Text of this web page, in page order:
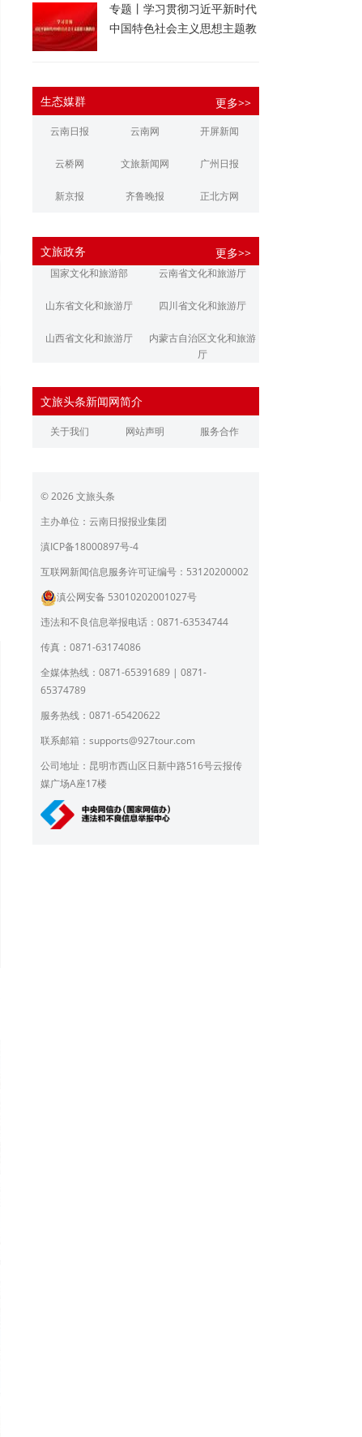
专题丨学习贯彻习近平新时代
中国特色社会主义思想主题教
生态媒群 更多>>
云南日报 云南网 开屏新闻
云桥网 文旅新闻网 广州日报
新京报 齐鲁晚报 正北方网
江南都市报 潇湘晨报
文旅政务 更多>>
国家文化和旅游部 云南省文化和旅游厅
山东省文化和旅游厅 四川省文化和旅游厅
山西省文化和旅游厅
内蒙古自治区文化和旅游
厅
浙江省文化和旅游厅
江西省文化和旅游厅 河南省文化和旅游厅
广东省文化和旅游厅
育厅
陕西省文化和旅游厅 甘肃省文化和旅游厅
青海省文化和旅游厅
宁夏回族自治区文化和旅
北京市文旅局
上海市文化和旅游局
员会
文旅头条新闻网简介
关于我们 网站声明 服务合作
© 2026 文旅头条
主办单位：云南日报报业集团
滇ICP备18000897号-4
互联网新闻信息服务许可证编号：53120200002
滇公网安备 53010202001027号
违法和不良信息举报电话：0871-63534744
传真：0871-63174086
全媒体热线：0871-65391689 | 0871-
65374789
服务热线：0871-65420622
联系邮箱： supports@927tour.com
公司地址：昆明市西山区日新中路516号云报传
媒广场A座17楼